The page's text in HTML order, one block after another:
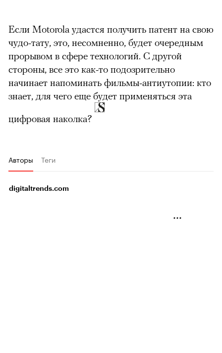
00:00/ 00:00
Если Motorola удастся получить патент на свою
чудо-тату, это, несомненно, будет очередным
прорывом в сфере технологий. С другой
стороны, все это как-то подозрительно
начинает напоминать фильмы-антиутопии: кто
знает, для чего еще будет применяться эта
цифровая наколка?
Авторы Теги
digitaltrends.com